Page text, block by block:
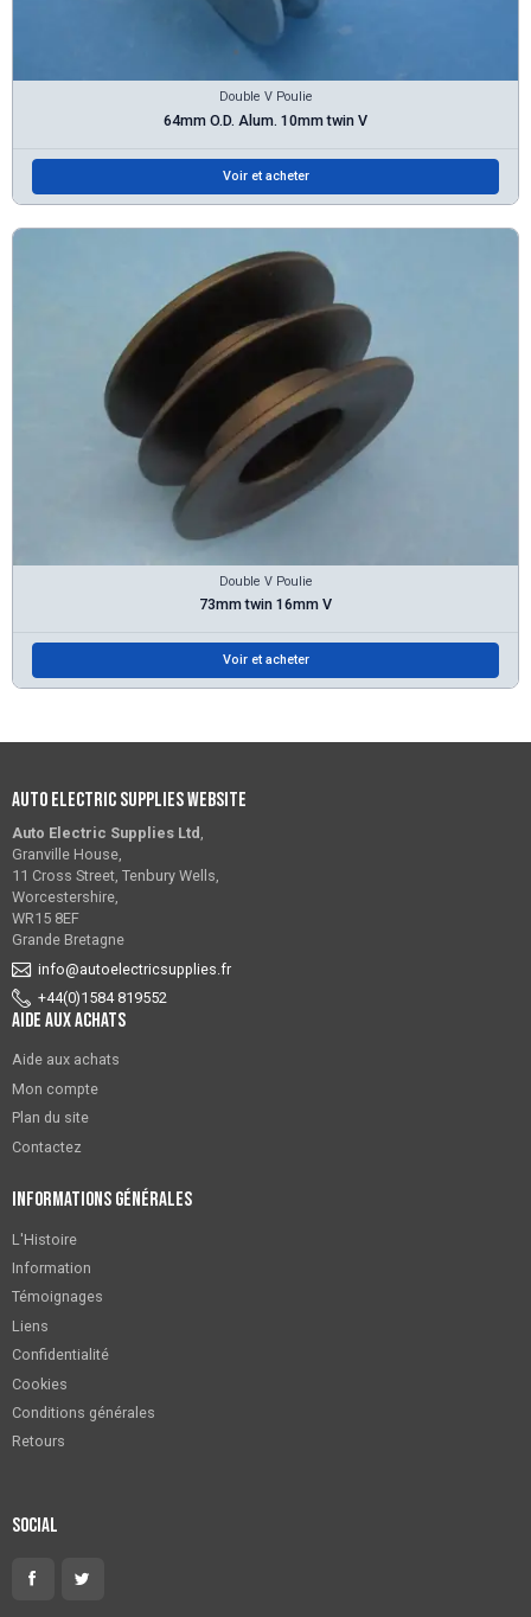
Double V Poulie
64mm O.D. Alum. 10mm twin V
Voir et acheter
Double V Poulie
73mm twin 16mm V
Voir et acheter
Auto Electric Supplies Website
Auto Electric Supplies Ltd ,
Granville House,
11 Cross Street, Tenbury Wells,
Worcestershire,
WR15 8EF
Grande Bretagne
info@autoelectricsupplies.fr
+44(0)1584 819552
Aide aux achats
Aide aux achats
Mon compte
Plan du site
Contactez
Informations générales
L'Histoire
Information
Témoignages
Liens
Confidentialité
Cookies
Conditions générales
Retours
Social